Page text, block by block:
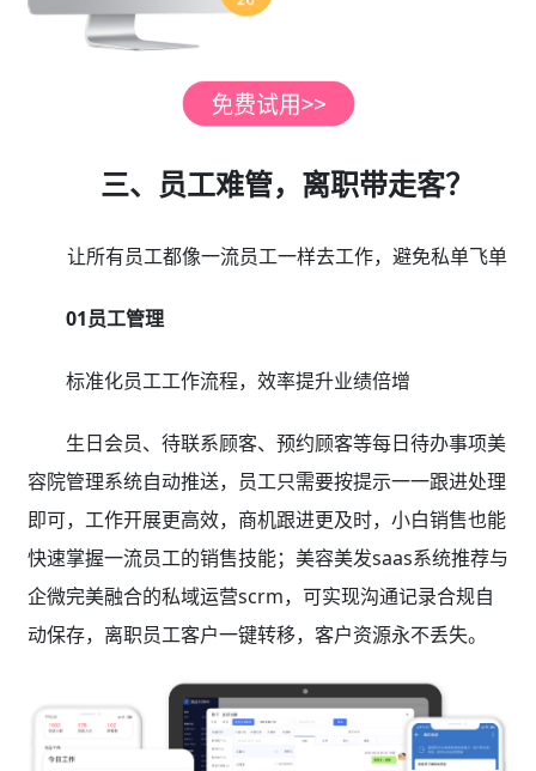
三、员工难管，离职带走客？
让所有员工都像一流员工一样去工作，避免私单飞单
01员工管理
标准化员工工作流程，效率提升业绩倍增
生日会员、待联系顾客、预约顾客等每日待办事项美
容院管理系统自动推送，员工只需要按提示一一跟进处理
即可，工作开展更高效，商机跟进更及时，小白销售也能
快速掌握一流员工的销售技能；美容美发saas系统推荐与
企微完美融合的私域运营scrm，可实现沟通记录合规自
动保存，离职员工客户一键转移，客户资源永不丢失。